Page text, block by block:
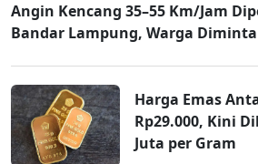
Angin Kencang 35–55 Km/Jam
Bandar Lampung, Warga Diminta
Harga Emas
Rp29.000, Kini
Juta per Gram